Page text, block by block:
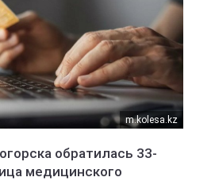
m.kolesa.kz
обратилась 33-
медицинского